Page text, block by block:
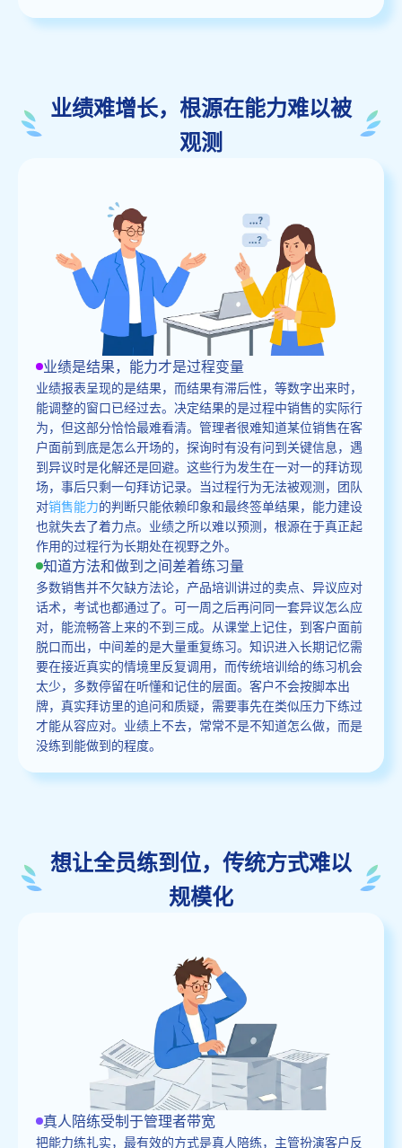
业绩难增长，根源在能力难以被
观测
业绩是结果，能力才是过程变量
业绩报表呈现的是结果，而结果有滞后性，等数字出来时，
能调整的窗口已经过去。决定结果的是过程中销售的实际行
为，但这部分恰恰最难看清。管理者很难知道某位销售在客
户面前到底是怎么开场的，探询时有没有问到关键信息，遇
到异议时是化解还是回避。这些行为发生在一对一的拜访现
场，事后只剩一句拜访记录。当过程行为无法被观测，团队
对销售能力的判断只能依赖印象和最终签单结果，能力建设
也就失去了着力点。业绩之所以难以预测，根源在于真正起
作用的过程行为长期处在视野之外。
知道方法和做到之间差着练习量
多数销售并不欠缺方法论，产品培训讲过的卖点、异议应对
话术，考试也都通过了。可一周之后再问同一套异议怎么应
对，能流畅答上来的不到三成。从课堂上记住，到客户面前
脱口而出，中间差的是大量重复练习。知识进入长期记忆需
要在接近真实的情境里反复调用，而传统培训给的练习机会
太少，多数停留在听懂和记住的层面。客户不会按脚本出
牌，真实拜访里的追问和质疑，需要事先在类似压力下练过
才能从容应对。业绩上不去，常常不是不知道怎么做，而是
没练到能做到的程度。
想让全员练到位，传统方式难以
规模化
真人陪练受制于管理者带宽
把能力练扎实，最有效的方式是真人陪练，主管扮演客户反